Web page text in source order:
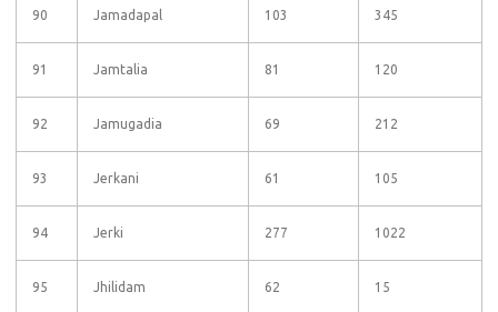
90 Jamadapal 103 345
91 Jamtalia 81 120
92 Jamugadia 69 212
93 Jerkani 61 105
94 Jerki 277 1022
95 Jhilidam 62 15